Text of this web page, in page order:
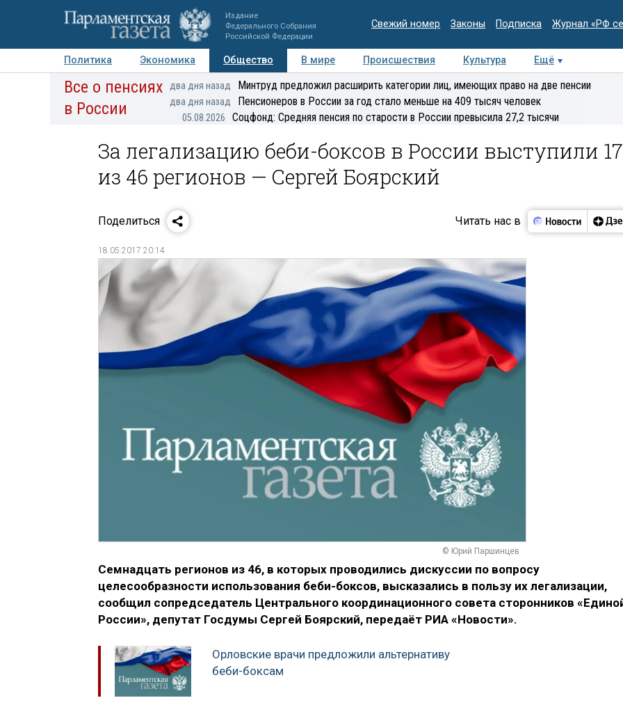
Издание
Федерального Собрания
Российской Федерации
Свежий номер Законы Подписка Журнал «РФ
Политика Экономика Общество В мире Происшествия Культура
Ещё
Авторы Персоны Мнения Регионы Медиацентр Интервью Колумнисты
Все о пенсиях
в России
два дня назад Минтруд предложил расширить категории лиц, имеющих право на две пенсии
два дня назад Пенсионеров в России за год стало меньше на 409 тысяч человек
05.08.2026 Соцфонд: Средняя пенсия по старости в России превысила 27,2 тысячи
За легализацию беби-боксов в России выступили 17
из 46 регионов — Сергей Боярский
Поделиться Читать нас в
18.05.2017 20:14
© Юрий Паршинцев
Семнадцать регионов из 46, в которых проводились дискуссии по вопросу
целесообразности использования беби-боксов, высказались в пользу их легализации,
сообщил сопредседатель Центрального координационного совета сторонников
России», депутат Госдумы Сергей Боярский, передаёт РИА «Новости».
Орловские врачи предложили альтернативу
беби-боксам